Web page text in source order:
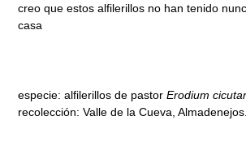
creo que estos alfilerillos no han tenido
casa
especie: alfilerillos de pastor Erodium
recolección: Valle de la Cueva,